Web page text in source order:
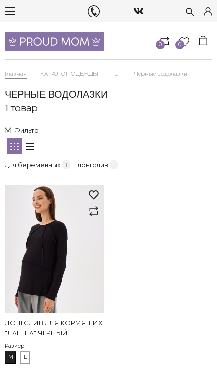
0 0
Главная КАТАЛОГ ОДЕЖДЫ ... Черные водолазки
ЧЕРНЫЕ ВОДОЛАЗКИ
1 товар
Фильтр
для беременных 1 лонгслив 1
ЛОНГСЛИВ ДЛЯ КОРМЯЩИХ
"ЛАПША" ЧЕРНЫЙ
Размер
M
L